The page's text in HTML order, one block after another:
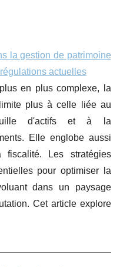
la gestion de patrimoine
actuelles
en plus complexe, la
plus à celle liée au
d'actifs et à la
Elle englobe aussi
Les stratégies
pour optimiser la
dans un paysage
Cet article explore